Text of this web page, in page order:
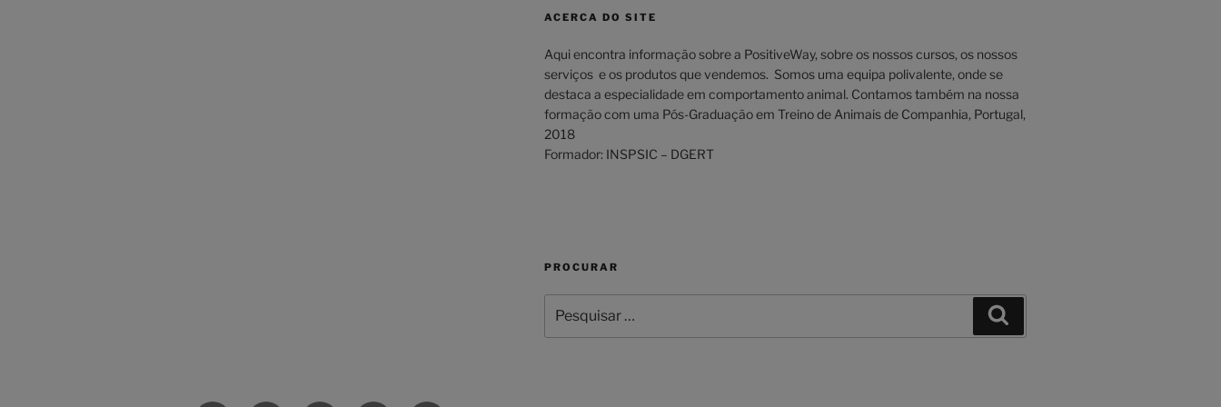
ACERCA DO SITE
Aqui encontra informação sobre a PositiveWay, sobre os nossos cursos, os nossos
serviços e os produtos que vendemos. Somos uma equipa polivalente, onde se
destaca a especialidade em comportamento animal. Contamos também na nossa
formação com uma Pós-Graduação em Treino de Animais de Companhia, Portugal,
2018
Formador: INSPSIC – DGERT
PROCURAR
por: